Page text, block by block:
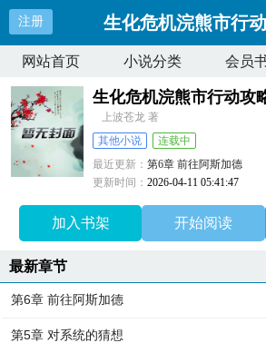
注册 生化危机浣熊市行
网站首页 小说分类 会员
生化危机浣熊市行动攻
上波苍龙 著
其他小说
连载中
最近更新：第6章 前往阿斯加德
更新时间：2026-04-11 05:41:47
加入书架 开始阅读
最新章节
第6章 前往阿斯加德
第5章 对系统的猜想